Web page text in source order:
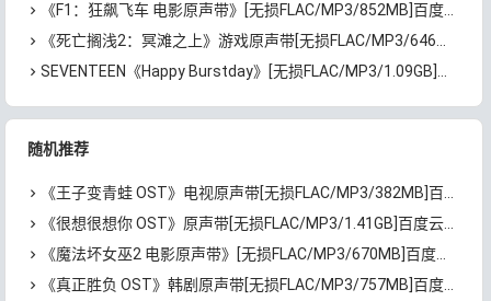
《F1：狂飙飞车 电影原声带》[无损FLAC/MP3/852MB]百度云网盘下载
《死亡搁浅2：冥滩之上》游戏原声带[无损FLAC/MP3/646MB]百度云网盘下载
SEVENTEEN《Happy Burstday》[无损FLAC/MP3/1.09GB]百度云网盘下载
随机推荐
《王子变青蛙 OST》电视原声带[无损FLAC/MP3/382MB]百度云网盘下载
《很想很想你 OST》原声带[无损FLAC/MP3/1.41GB]百度云网盘下载
《魔法坏女巫2 电影原声带》[无损FLAC/MP3/670MB]百度云网盘下载
《真正胜负 OST》韩剧原声带[无损FLAC/MP3/757MB]百度云网盘下载